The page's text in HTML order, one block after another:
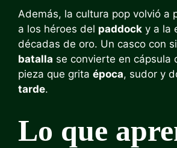
Además, la cultura pop volvió a
a los héroes del paddock y a la
décadas de oro. Un casco con
batalla se convierte en cápsula
pieza que grita época, sudor y
tarde.
Lo que